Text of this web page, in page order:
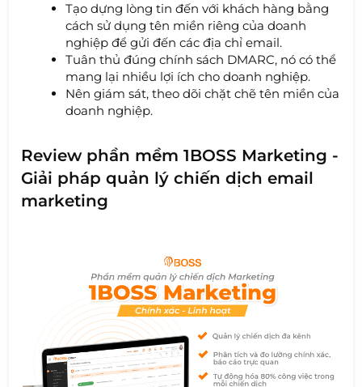
Tạo dựng lòng tin đến với khách hàng bằng
cách sử dụng tên miền riêng của doanh
nghiệp để gửi đến các địa chỉ email.
Tuân thủ đúng chính sách DMARC, nó có thể
mang lại nhiều lợi ích cho doanh nghiệp.
Nên giám sát, theo dõi chặt chẽ tên miền của
doanh nghiệp.
Review phần mềm 1BOSS Marketing -
Giải pháp quản lý chiến dịch email
marketing